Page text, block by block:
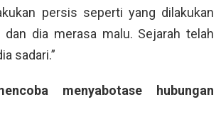
persis seperti yang dilakukan
dia merasa malu. Sejarah telah
sadari.”
menyabotase hubungan